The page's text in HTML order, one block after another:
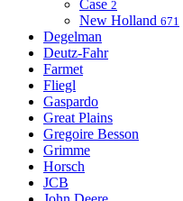
Case 2
New Holland 671
Degelman
Deutz-Fahr
Farmet
Fliegl
Gaspardo
Great Plains
Gregoire Besson
Grimme
Horsch
JCB